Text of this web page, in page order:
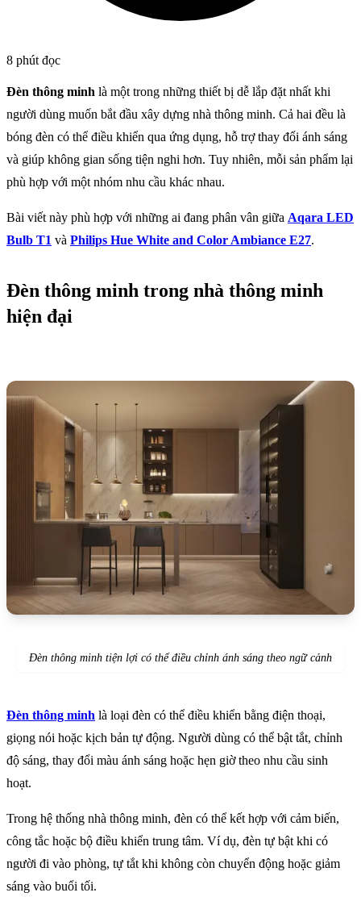
8 phút đọc
Đèn thông minh là một trong những thiết bị dễ lắp đặt nhất khi
người dùng muốn bắt đầu xây dựng nhà thông minh. Cả hai đều là
bóng đèn có thể điều khiển qua ứng dụng, hỗ trợ thay đổi ánh sáng
và giúp không gian sống tiện nghi hơn. Tuy nhiên, mỗi sản phẩm lại
phù hợp với một nhóm nhu cầu khác nhau.
Bài viết này phù hợp với những ai đang phân vân giữa Aqara LED
Bulb T1 và Philips Hue White and Color Ambiance E27.
Đèn thông minh trong nhà thông minh
hiện đại
Đèn thông minh tiện lợi có thể điều chỉnh ánh sáng theo ngữ cảnh
Đèn thông minh là loại đèn có thể điều khiển bằng điện thoại,
giọng nói hoặc kịch bản tự động. Người dùng có thể bật tắt, chỉnh
độ sáng, thay đổi màu ánh sáng hoặc hẹn giờ theo nhu cầu sinh
hoạt.
Trong hệ thống nhà thông minh, đèn có thể kết hợp với cảm biến,
công tắc hoặc bộ điều khiển trung tâm. Ví dụ, đèn tự bật khi có
người đi vào phòng, tự tắt khi không còn chuyển động hoặc giảm
sáng vào buổi tối.